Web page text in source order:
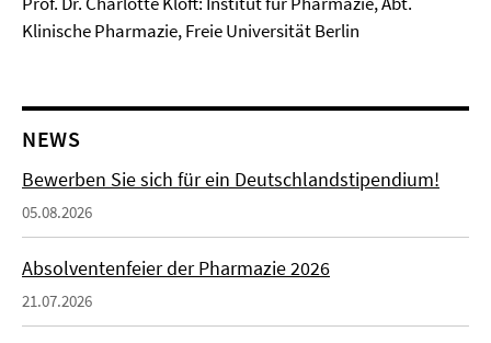
Klinische Pharmazie, Freie Universität Berlin
NEWS
Bewerben Sie sich für ein Deutschlandstipendium!
05.08.2026
Absolventenfeier der Pharmazie 2026
21.07.2026